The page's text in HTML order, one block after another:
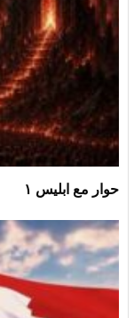
حوار مع ابليس ١